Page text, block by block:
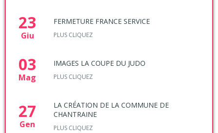
23
Giu
FERMETURE FRANCE SERVICE
PLUS CLIQUEZ
03
Mag
IMAGES LA COUPE DU JUDO
PLUS CLIQUEZ
27
Gen
LA CRÉATION DE LA COMMUNE DE
CHANTRAINE
PLUS CLIQUEZ